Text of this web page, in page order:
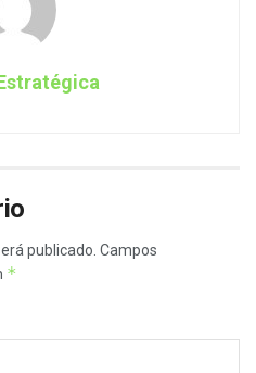
publicado. Campos
*